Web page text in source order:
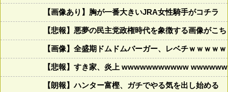
【画像あり】胸が一番大きいJRA女性騎手がコチラ
【悲報】悪夢の民主党政権時代を象徴する画像がこ
【画像】全盛期ドムドムバーガー、レベチｗｗｗｗ
【悲報】すき家、炎上 wwwwwwwwwww
【朗報】ハンター富樫、ガチでやる気を出し始める